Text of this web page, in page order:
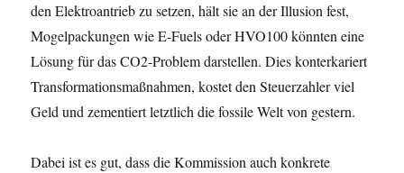
den Elektroantrieb zu setzen, hält sie an der Illusion fest,
Mogelpackungen wie E-Fuels oder HVO100 könnten eine
Lösung für das CO2-Problem darstellen. Dies konterkariert
Transformationsmaßnahmen, kostet den Steuerzahler viel
Geld und zementiert letztlich die fossile Welt von gestern.
Dabei ist es gut, dass die Kommission auch konkrete